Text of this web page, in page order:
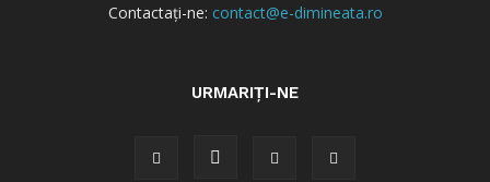
Contactați-ne: contact@e-dimineata.ro
URMARIȚI-NE